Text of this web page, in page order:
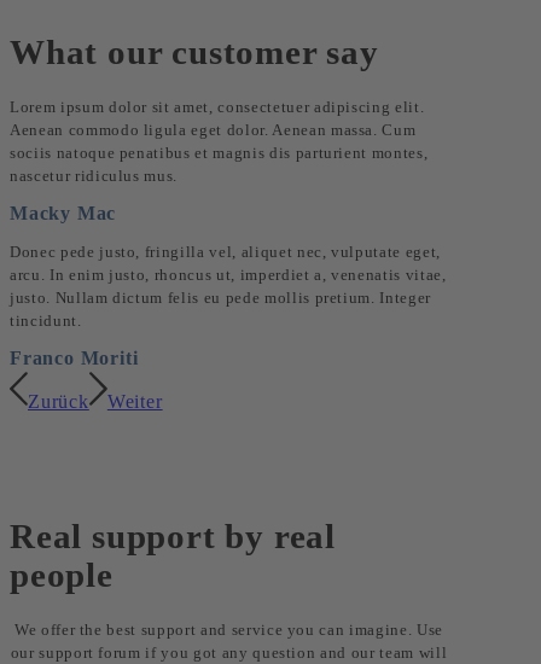
What our customer say
Lorem ipsum dolor sit amet, consectetuer adipiscing elit.
Aenean commodo ligula eget dolor. Aenean massa. Cum
sociis natoque penatibus et magnis dis parturient montes,
nascetur ridiculus mus.
Macky Mac
Donec pede justo, fringilla vel, aliquet nec, vulputate eget,
arcu. In enim justo, rhoncus ut, imperdiet a, venenatis vitae,
justo. Nullam dictum felis eu pede mollis pretium. Integer
tincidunt.
Franco Moriti
Zurück Weiter
Real support by real
people
We offer the best support and service you can imagine. Use
our support forum if you got any question and our team will